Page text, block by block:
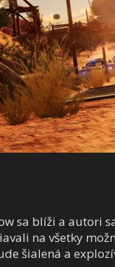
sa blíži a autori
na všetky
šialená a